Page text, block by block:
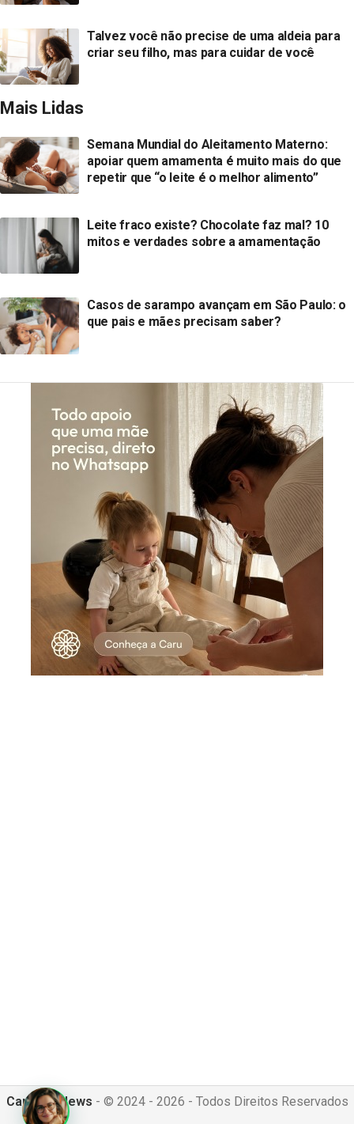
Talvez você não precise de uma aldeia para
criar seu filho, mas para cuidar de você
Mais Lidas
Semana Mundial do Aleitamento Materno:
apoiar quem amamenta é muito mais do que
repetir que “o leite é o melhor alimento”
Leite fraco existe? Chocolate faz mal? 10
mitos e verdades sobre a amamentação
Casos de sarampo avançam em São Paulo: o
que pais e mães precisam saber?
Canguru News - © 2024 - 2026 - Todos Direitos Reservados